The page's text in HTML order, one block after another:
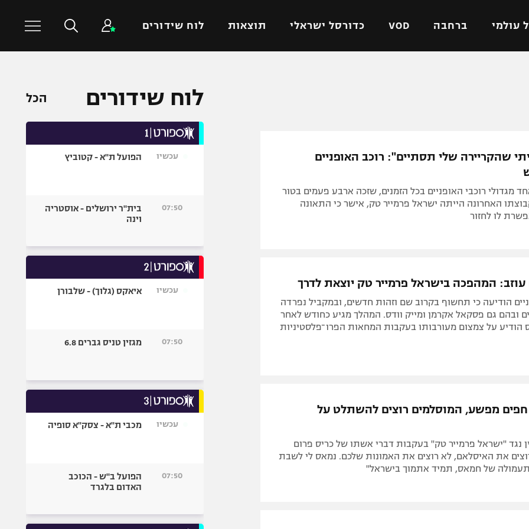
עולמי ברחבה VOD כדורסל ישראלי תוצאות לוח שידורים
ישראל
באר שבע
ליגה איטלקית
ליגות נוספות
הפועל ירושלים
כדורסל עולמי
כדורעף
ספורט אולימפי
היאבקות WWE
ספורט מוטורי
בייסבול MLB
גיימינג E-Sports
שהקריירה שלי תסתיים": רוכב האופניים
מגדולי רוכבי האופניים בכל הזמנים, שזכה ארבע פעמים בטור
האחרונה הייתה ישראל פרמייר טק, אישר כי התאונה
לו לחזור
עוזב: המהפכה בישראל פרמייר טק יוצאת לדרך
הודיעה כי תחשוף בקרוב שם וזהות חדשים, ובמקביל נפרדה
ובהם גם פסקאל אקרמן ומייק וודס. המהלך מגיע כחודש לאחר
הודיע על צמצום מעורבותו בעקבות המחאות הפרו־פלסטיניות
חפים מפשע, המוסלמים רוצים להשתלט על
נגד "ישראל פרמייר טק" בעקבות דברי אשתו של כריס פרום
את האיסלאם, לא רוצים את האמונות שלכם. נמאס לי לשבת
של חמאס, תמיד אתמוך בישראל"
לוח שידורים הכל
עכשיו הפועל ת"א - קטוביץ
07:50
בית"ר ירושלים - אוסטריה
וינה
עכשיו איאקס (גלוך) - שלבורן
07:50 מגזין טניס גברים 6.8
עכשיו מכבי ת"א - צסק"א סופיה
07:50
הפועל ב"ש - הכוכב
האדום בלגרד